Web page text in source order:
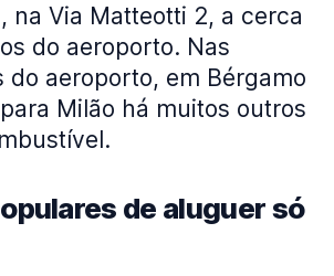
na Via Matteotti 2, a cerca
do aeroporto. Nas
do aeroporto, em Bérgamo
Milão há muitos outros
de aluguer só